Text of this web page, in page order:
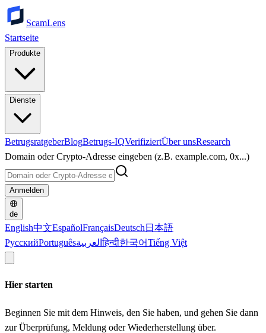
ScamLens
Startseite
Produkte
Dienste
BetrugsratgeberBlogBetrugs-IQVerifiziertÜber unsResearch
Domain oder Crypto-Adresse eingeben (z.B. example.com, 0x...)
Anmelden
de
English中文EspañolFrançaisDeutsch 日本語
РусскийPortuguêsالعربيةहिन्दी한국어Tiếng Việt
Hier starten
Beginnen Sie mit dem Hinweis, den Sie haben, und gehen Sie dann
zur Überprüfung, Meldung oder Wiederherstellung über.